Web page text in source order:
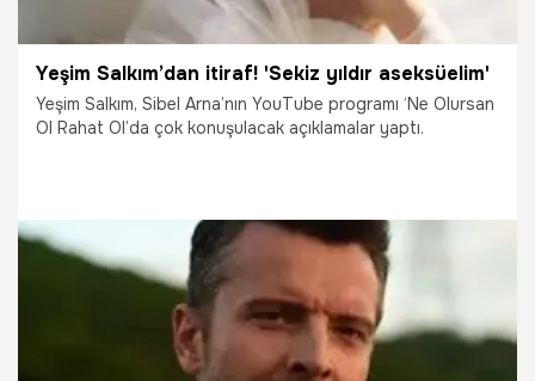
Yeşim Salkım’dan itiraf! 'Sekiz yıldır aseksüelim'
Yeşim Salkım, Sibel Arna’nın YouTube programı ‘Ne Olursan
Ol Rahat Ol’da çok konuşulacak açıklamalar yaptı.
Magazin